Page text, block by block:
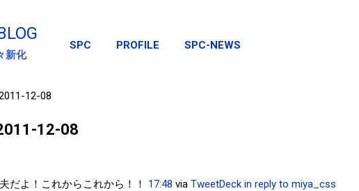
新化
SPC PROFILE SPC-NEWS
12-08
12-08
だよ！これからこれから！！ 17:48 via TweetDeck in reply to miya_css